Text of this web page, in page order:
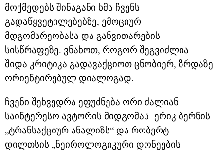
მოქმედებს შინაგანი ხმა ჩვენს
გადაწყვეტილებებზე, ემოციურ
მდგომარეობასა და განვითარების
სისწრაფეზე. ვნახოთ, როგორ შეგვიძლია
შიდა კრიტიკა გადავაქციოთ ცნობიერ, ზრდაზე
ორიენტირებულ დიალოგად.
ჩვენი შეხვედრა ეფუძნება ორი ძალიან
საინტერესო ავტორის მიდგომას ერიკ ბერნის
„ტრანსაქციურ ანალიზს“ და რობერტ
დილთსის „ნეიროლოგიკური დონეების